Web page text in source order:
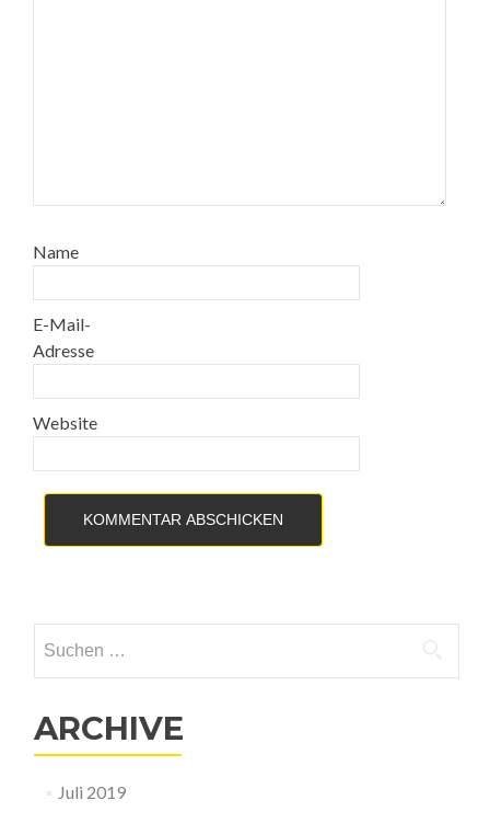
Name
E-Mail-
Adresse
Website
ARCHIVE
Juli 2019